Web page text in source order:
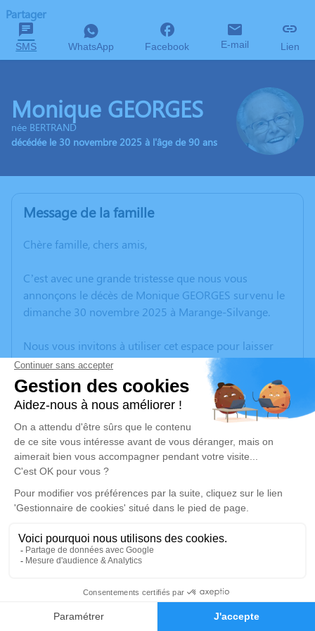
Faire-part Hommages
Partager
SMS WhatsApp Facebook E-mail Lien
Monique GEORGES
née BERTRAND
décédée le 30 novembre 2025 à l'âge de 90 ans
Message de la famille
Chère famille, chers amis,
C’est avec une grande tristesse que nous vous
annonçons le décès de Monique GEORGES survenu le
dimanche 30 novembre 2025 à Marange-Silvange.
Nous vous invitons à utiliser cet espace pour laisser
vos condoléances, partager des photos souvenirs, une
anecdote ou exprimer vos pensées à travers des
poèmes ou des textes. Cet endroit est un lieu
d'expression dédié à honorer la mémoire de Monique
GEORGES.
Un service de plantation d’arbre hommage est
disponible ici.
Je rends hommage
Cérémonie religieuse
Église Saint Mathieu de Guénange
57310 Guénange